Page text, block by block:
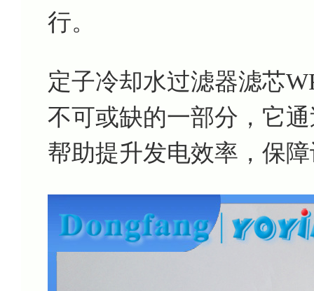
行。
定子冷却水过滤器滤芯
不可或缺的一部分，它
帮助提升发电效率，保